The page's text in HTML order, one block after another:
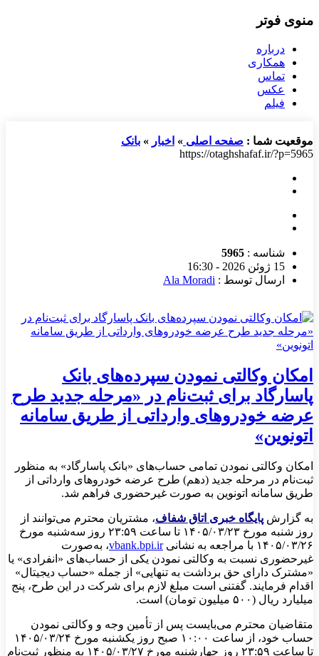
منوی فوتر
درباره
همکاری
تماس
عکس
فیلم
موقعیت شما : صفحه اصلی » اخبار » بانک
https://otaghshafaf.ir/?p=5965
شناسه : 5965
15 ژوئن 2026 - 16:30
ارسال توسط : Ala Moradi
امکان وکالتی نمودن سپرده‌های بانک
پاسارگاد برای ثبت‌نام در «مرحله جدید طرح
عرضه خودروهای وارداتی از طریق سامانه
اتونوین»
امکان وکالتی نمودن تمامی حساب‌های «بانک پاسارگاد» به منظور
ثبت‌نام در مرحله جدید (دهم) طرح عرضه خودروهای وارداتی از
طریق سامانه اتونوین به صورت غیرحضوری فراهم شد.
به گزارش پایگاه خبری اتاق شفاف، مشتریان محترم می‌توانند از
روز شنبه مورخ ۱۴۰۵/۰۳/۲۳ تا ساعت ۲۳:۵۹ روز سه‌شنبه مورخ
۱۴۰۵/۰۳/۲۶ با مراجعه به نشانی
vbank.bpi.ir، به‌صورت
غیرحضوری نسبت به وکالتی نمودن یکی از حساب‌های «انفرادی» یا
«مشترک دارای حق برداشت به تنهایی» از جمله «حساب دیجیتال»
اقدام فرمایند. گفتنی است مبلغ لازم برای شرکت در این طرح، پنج
میلیارد ریال (۵۰۰ میلیون تومان) است.
متقاضیان محترم می‌بایست پس از تأمین وجه و وکالتی نمودن
حساب خود، از ساعت ۱۰:۰۰ صبح روز یکشنبه مورخ ۱۴۰۵/۰۳/۲۴
تا ساعت ۲۳:۵۹ روز چهارشنبه مورخ ۱۴۰۵/۰۳/۲۷ به منظور ثبت‌نام